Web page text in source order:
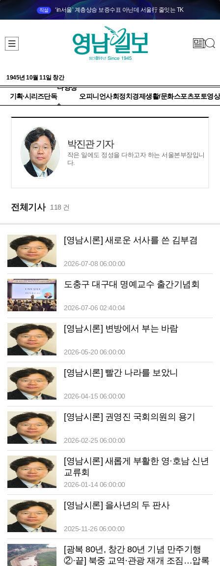
직설 ‘in서울’ 계층상승 보증수표 아닌데 서울行 줄잇는 TK
1945년 10월 11일 창간
기획·시리즈단독
다양성
+
오피니언사회정치 경제생활/문화스포츠포토영상
박진관 기자
작은 일에도 정성을 다하고자 하는 서울본부장입니
다.
전체기사 118 건
[영남시론] 새로운 서사를 쓴 김부겸
2026-07-08 06:00:00
도충구 대구대 명예교수 출간기념회
2026-07-06 02:40:04
[영남시론] 변방에서 부는 바람
2026-05-20 06:00:00
[영남시론] 빨간 나라를 보았니
2026-04-15 06:00:00
[영남시론] 권영진 국회의원의 용기
2026-02-25 06:00:00
[영남시론] 새롭게 부활한 영·호남 신년
교류회
2026-01-14 06:00:00
[영남시론] 을사년의 두 판사
2025-11-26 06:00:00
[광복 80년, 창간 80년 기념 만주기행
②·끝] 북중 교역·관광 재개 조짐…압록